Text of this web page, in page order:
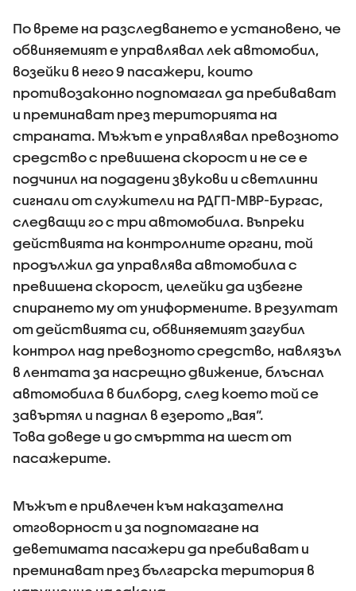
По време на разследването е установено, че
обвиняемият е управлявал лек автомобил,
возейки в него 9 пасажери, които
противозаконно подпомагал да пребивават
и преминават през територията на
страната. Мъжът е управлявал превозното
средство с превишена скорост и не се е
подчинил на подадени звукови и светлинни
сигнали от служители на РДГП-МВР-Бургас,
следващи го с три автомобила. Въпреки
действията на контролните органи, той
продължил да управлява автомобила с
превишена скорост, целейки да избегне
спирането му от униформените. В резултат
от действията си, обвиняемият загубил
контрол над превозното средство, навлязъл
в лентата за насрещно движение, блъснал
автомобила в билборд, след което той се
завъртял и паднал в езерото „Вая“.
Това доведе и до смъртта на шест от
пасажерите.
Мъжът е привлечен към наказателна
отговорност и за подпомагане на
деветимата пасажери да пребивават и
преминават през българска територия в